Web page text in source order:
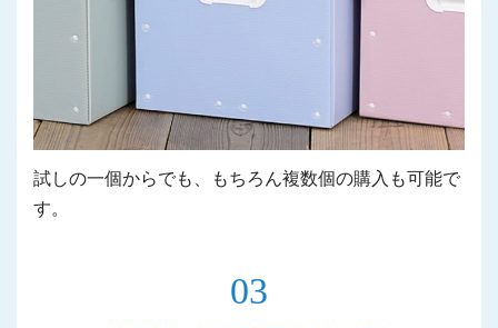
試しの一個からでも、もちろん複数個の購入も可能で
す。
03